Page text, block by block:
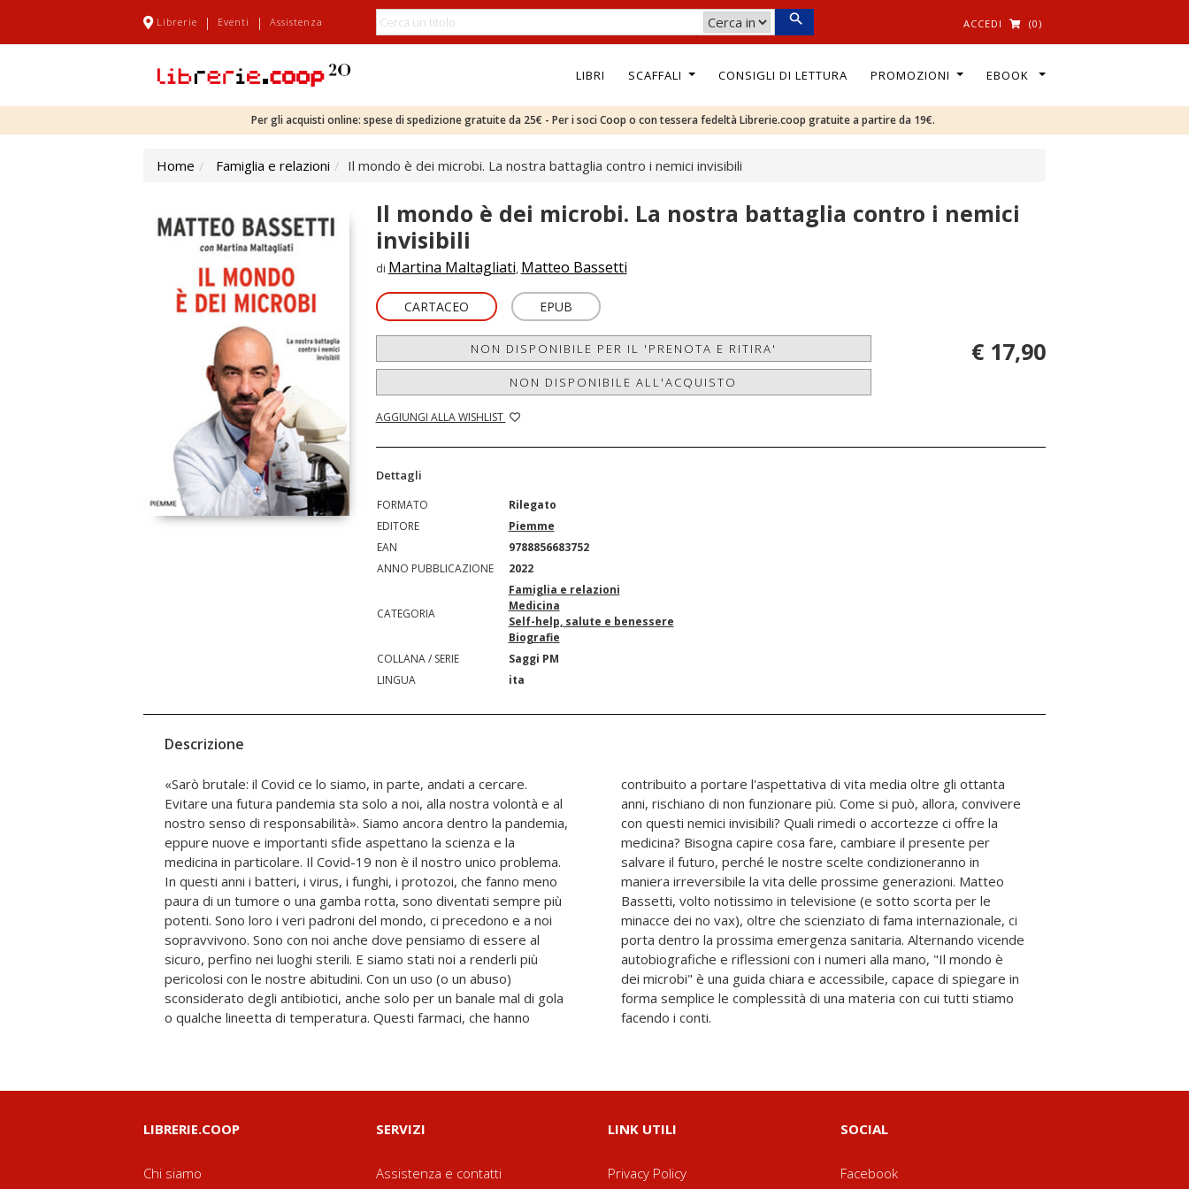
Librerie | Eventi | Assistenza ACCEDI (0)
LIBRI SCAFFALI CONSIGLI DI LETTURA PROMOZIONI EBOOK
Per gli acquisti online: spese di spedizione gratuite da 25€ - Per i soci Coop o con tessera fedeltà Librerie.coop gratuite a partire da 19€.
Home Famiglia e relazioni Il mondo è dei microbi. La nostra battaglia contro i nemici invisibili
Il mondo è dei microbi. La nostra battaglia contro i nemici
invisibili
di Martina Maltagliati, Matteo Bassetti
CARTACEO EPUB
NON DISPONIBILE PER IL 'PRENOTA E RITIRA'
NON DISPONIBILE ALL'ACQUISTO
AGGIUNGI ALLA WISHLIST
€ 17,90
Dettagli
FORMATO
Rilegato
EDITORE
Piemme
EAN
9788856683752
ANNO PUBBLICAZIONE
2022
CATEGORIA
Famiglia e relazioni
Medicina
Self-help, salute e benessere
Biografie
COLLANA / SERIE
Saggi PM
LINGUA
ita
Descrizione
«Sarò brutale: il Covid ce lo siamo, in parte, andati a cercare.
Evitare una futura pandemia sta solo a noi, alla nostra volontà e al
nostro senso di responsabilità». Siamo ancora dentro la pandemia,
eppure nuove e importanti sfide aspettano la scienza e la
medicina in particolare. Il Covid-19 non è il nostro unico problema.
In questi anni i batteri, i virus, i funghi, i protozoi, che fanno meno
paura di un tumore o una gamba rotta, sono diventati sempre più
potenti. Sono loro i veri padroni del mondo, ci precedono e a noi
sopravvivono. Sono con noi anche dove pensiamo di essere al
sicuro, perfino nei luoghi sterili. E siamo stati noi a renderli più
pericolosi con le nostre abitudini. Con un uso (o un abuso)
sconsiderato degli antibiotici, anche solo per un banale mal di gola
o qualche lineetta di temperatura. Questi farmaci, che hanno
contribuito a portare l'aspettativa di vita media oltre gli ottanta
anni, rischiano di non funzionare più. Come si può, allora, convivere
con questi nemici invisibili? Quali rimedi o accortezze ci offre la
medicina? Bisogna capire cosa fare, cambiare il presente per
salvare il futuro, perché le nostre scelte condizioneranno in
maniera irreversibile la vita delle prossime generazioni. Matteo
Bassetti, volto notissimo in televisione (e sotto scorta per le
minacce dei no vax), oltre che scienziato di fama internazionale, ci
porta dentro la prossima emergenza sanitaria. Alternando vicende
autobiografiche e riflessioni con i numeri alla mano, "Il mondo è
dei microbi" è una guida chiara e accessibile, capace di spiegare in
forma semplice le complessità di una materia con cui tutti stiamo
facendo i conti.
LIBRERIE.COOP
Chi siamo
SERVIZI
Assistenza e contatti
LINK UTILI
Privacy Policy
SOCIAL
Facebook